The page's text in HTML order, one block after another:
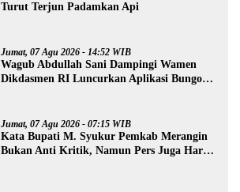
Turut Terjun Padamkan Api
Jumat, 07 Agu 2026 - 14:52 WIB
Wagub Abdullah Sani Dampingi Wamen
Dikdasmen RI Luncurkan Aplikasi Bungo
Jumat, 07 Agu 2026 - 07:15 WIB
Kata Bupati M. Syukur Pemkab Merangin
Bukan Anti Kritik, Namun Pers Juga Harus